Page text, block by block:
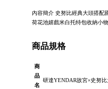
內容簡介 史努比經典大頭搭配
荷花池嬉戲米白托特包收納小
商品規格
商
品
名
研達YENDAR故宮×史努